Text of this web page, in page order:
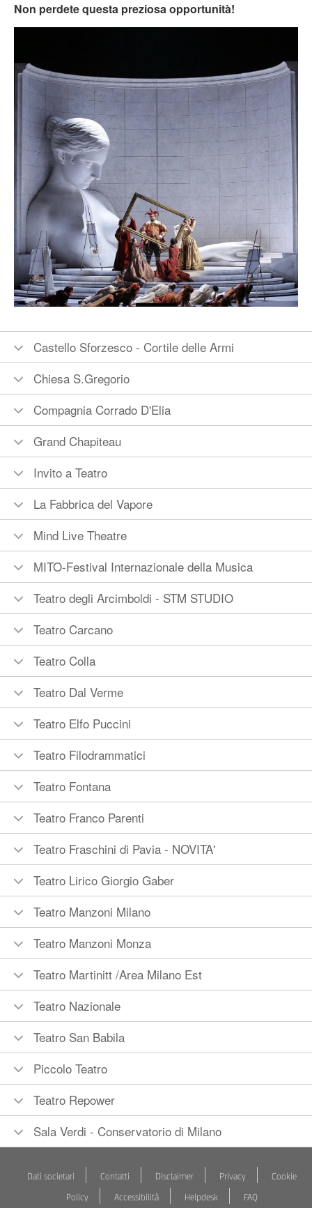
Non perdete questa preziosa opportunità!
Castello Sforzesco - Cortile delle Armi
Chiesa S.Gregorio
Compagnia Corrado D'Elia
Grand Chapiteau
Invito a Teatro
La Fabbrica del Vapore
Mind Live Theatre
MITO-Festival Internazionale della Musica
Teatro degli Arcimboldi - STM STUDIO
Teatro Carcano
Teatro Colla
Teatro Dal Verme
Teatro Elfo Puccini
Teatro Filodrammatici
Teatro Fontana
Teatro Franco Parenti
Teatro Fraschini di Pavia - NOVITA'
Teatro Lirico Giorgio Gaber
Teatro Manzoni Milano
Teatro Manzoni Monza
Teatro Martinitt /Area Milano Est
Teatro Nazionale
Teatro San Babila
Piccolo Teatro
Teatro Repower
Sala Verdi - Conservatorio di Milano
Dati societari Contatti Disclaimer Privacy
Cookie
Policy
Accessibilità Helpdesk FAQ